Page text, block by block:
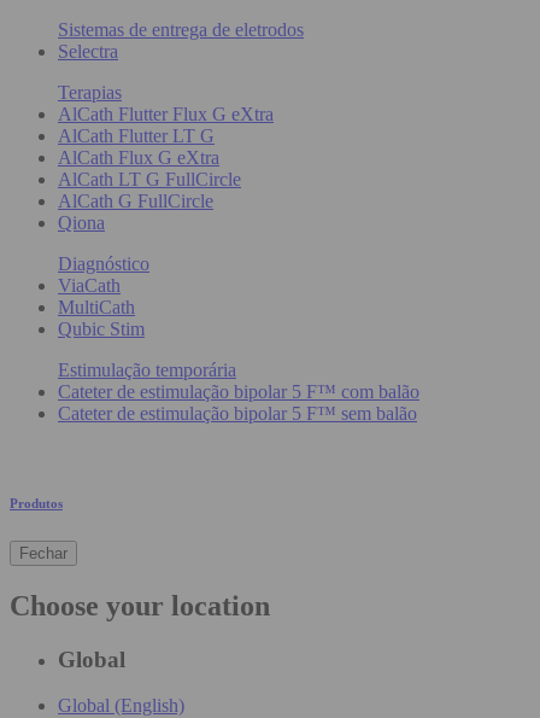
Sistemas de entrega de eletrodos
Selectra
Terapias
AlCath Flutter Flux G eXtra
AlCath Flutter LT G
AlCath Flux G eXtra
AlCath LT G FullCircle
AlCath G FullCircle
Qiona
Diagnóstico
ViaCath
MultiCath
Qubic Stim
Estimulação temporária
Cateter de estimulação bipolar 5 F™ com balão
Cateter de estimulação bipolar 5 F™ sem balão
Produtos
Fechar
Choose your location
Global
Global (English)